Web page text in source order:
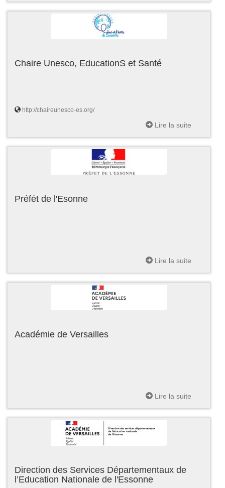
Chaire Unesco, EducationS et Santé
http://chaireunesco-es.org/
Lire la suite
Préfét de l'Esonne
Lire la suite
Académie de Versailles
Lire la suite
Direction des Services Départementaux de
l’Education Nationale de l'Essonne